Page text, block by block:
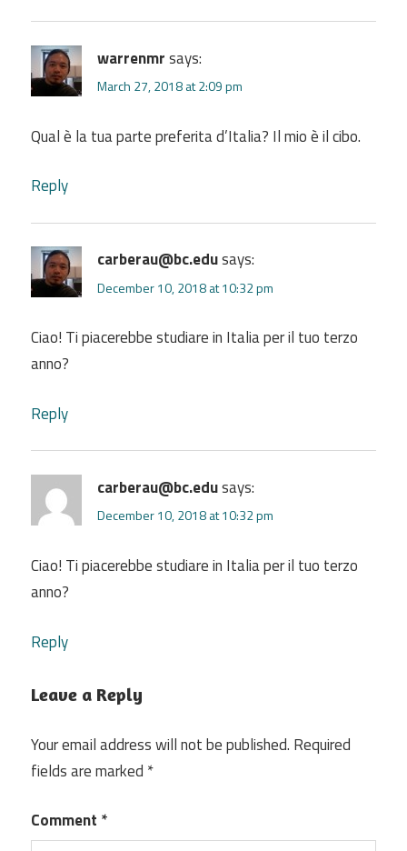
warrenmrsays:
March 27, 2018 at 2:09 pm
Qual è la tua parte preferita d’Italia? Il mio è il cibo.
Reply
carberau@bc.edusays:
December 10, 2018 at 10:32 pm
Ciao! Ti piacerebbe studiare in Italia per il tuo terzo
anno?
Reply
carberau@bc.edusays:
December 10, 2018 at 10:32 pm
Ciao! Ti piacerebbe studiare in Italia per il tuo terzo
anno?
Reply
Leave a Reply
Your email address will not be published. Required
fields are marked *
Comment *